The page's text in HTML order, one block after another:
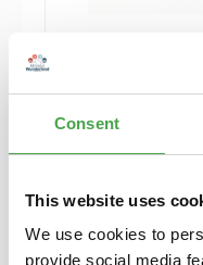
Consent
This website uses
We use cookies to
provide social media